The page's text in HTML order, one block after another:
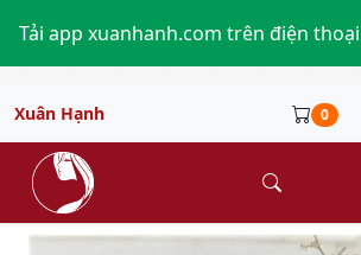
Tải app xuanhanh.com trên điện thoại
Xuân Hạnh 0